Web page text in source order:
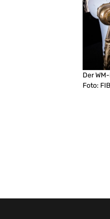
Der
Foto: